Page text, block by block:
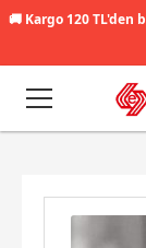
🚚 Kargo 120 TL'den